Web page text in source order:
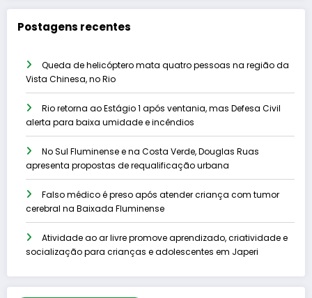
Postagens recentes
Queda de helicóptero mata quatro pessoas na região da
Vista Chinesa, no Rio
Rio retorna ao Estágio 1 após ventania, mas Defesa Civil
alerta para baixa umidade e incêndios
No Sul Fluminense e na Costa Verde, Douglas Ruas
apresenta propostas de requalificação urbana
Falso médico é preso após atender criança com tumor
cerebral na Baixada Fluminense
Atividade ao ar livre promove aprendizado, criatividade e
socialização para crianças e adolescentes em Japeri